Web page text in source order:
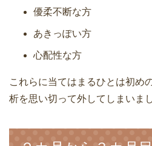
優柔不断な方
あきっぽい方
心配性な方
これらに当てはまるひとは初め
析を思い切って外してしまいま